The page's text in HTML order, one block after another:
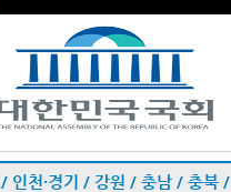
인천·경기 / 강원 / 충남 / 충북 /